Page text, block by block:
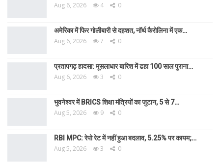
Aug 6, 2026 4 0
अमेरिका में फिर गोलीबारी से दहशत, नॉर्थ कैरोलिना में एक…
Aug 6, 2026 7 0
प्रतापगढ़ हादसा: मूसलाधार बारिश में ढहा 100 साल पुराना…
Aug 6, 2026 3 0
भुवनेश्वर में BRICS शिक्षा मंत्रियों का जुटान, 5 से 7…
Aug 5, 2026 9 0
RBI MPC: रेपो रेट में नहीं हुआ बदलाव, 5.25% पर कायम;…
Aug 5, 2026 3 0